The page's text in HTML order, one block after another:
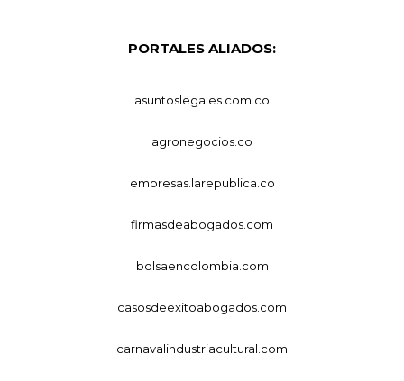
PORTALES ALIADOS:
asuntoslegales.com.co
agronegocios.co
empresas.larepublica.co
firmasdeabogados.com
bolsaencolombia.com
casosdeexitoabogados.com
carnavalindustriacultural.com